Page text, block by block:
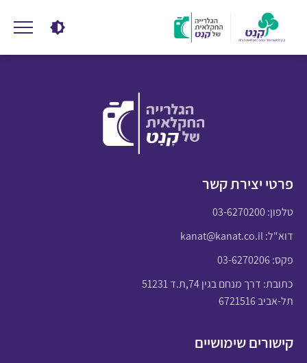
פרטי יצירת קשר
טלפון:03-6270200
דוא"ל:kanat@kanat.co.il
פקס: 03-6270206
כתובת: דרך מנחם בגין 74,ת.ד 51231
תל-אביב 6721516
קישורים שימושיים